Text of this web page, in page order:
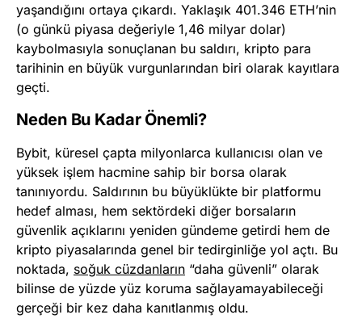
yaşandığını ortaya çıkardı. Yaklaşık 401.346 ETH’nin
(o günkü piyasa değeriyle 1,46 milyar dolar)
kaybolmasıyla sonuçlanan bu saldırı, kripto para
tarihinin en büyük vurgunlarından biri olarak kayıtlara
geçti.
Neden Bu Kadar Önemli?
Bybit, küresel çapta milyonlarca kullanıcısı olan ve
yüksek işlem hacmine sahip bir borsa olarak
tanınıyordu. Saldırının bu büyüklükte bir platformu
hedef alması, hem sektördeki diğer borsaların
güvenlik açıklarını yeniden gündeme getirdi hem de
kripto piyasalarında genel bir tedirginliğe yol açtı. Bu
noktada, soğuk cüzdanların “daha güvenli” olarak
bilinse de yüzde yüz koruma sağlayamayabileceği
gerçeği bir kez daha kanıtlanmış oldu.